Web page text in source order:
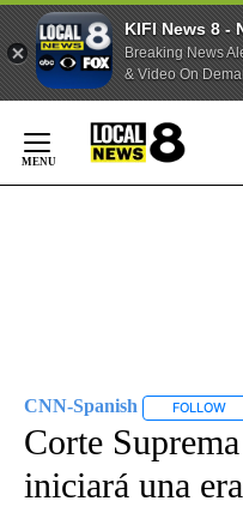
KIFI News 8 -
Breaking News
& Video On
Content
CNN-Spanish FOLLOW
Corte
iniciará una